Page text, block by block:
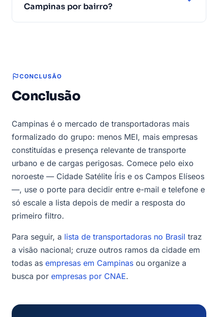
Campinas por bairro?
CONCLUSÃO
Conclusão
Campinas é o mercado de transportadoras mais
formalizado do grupo: menos MEI, mais empresas
constituídas e presença relevante de transporte
urbano e de cargas perigosas. Comece pelo eixo
noroeste — Cidade Satélite Íris e os Campos Elíseos
—, use o porte para decidir entre e-mail e telefone e
só escale a lista depois de medir a resposta do
primeiro filtro.
Para seguir, a lista de transportadoras no Brasil traz
a visão nacional; cruze outros ramos da cidade em
todas as empresas em Campinas ou organize a
busca por empresas por CNAE.